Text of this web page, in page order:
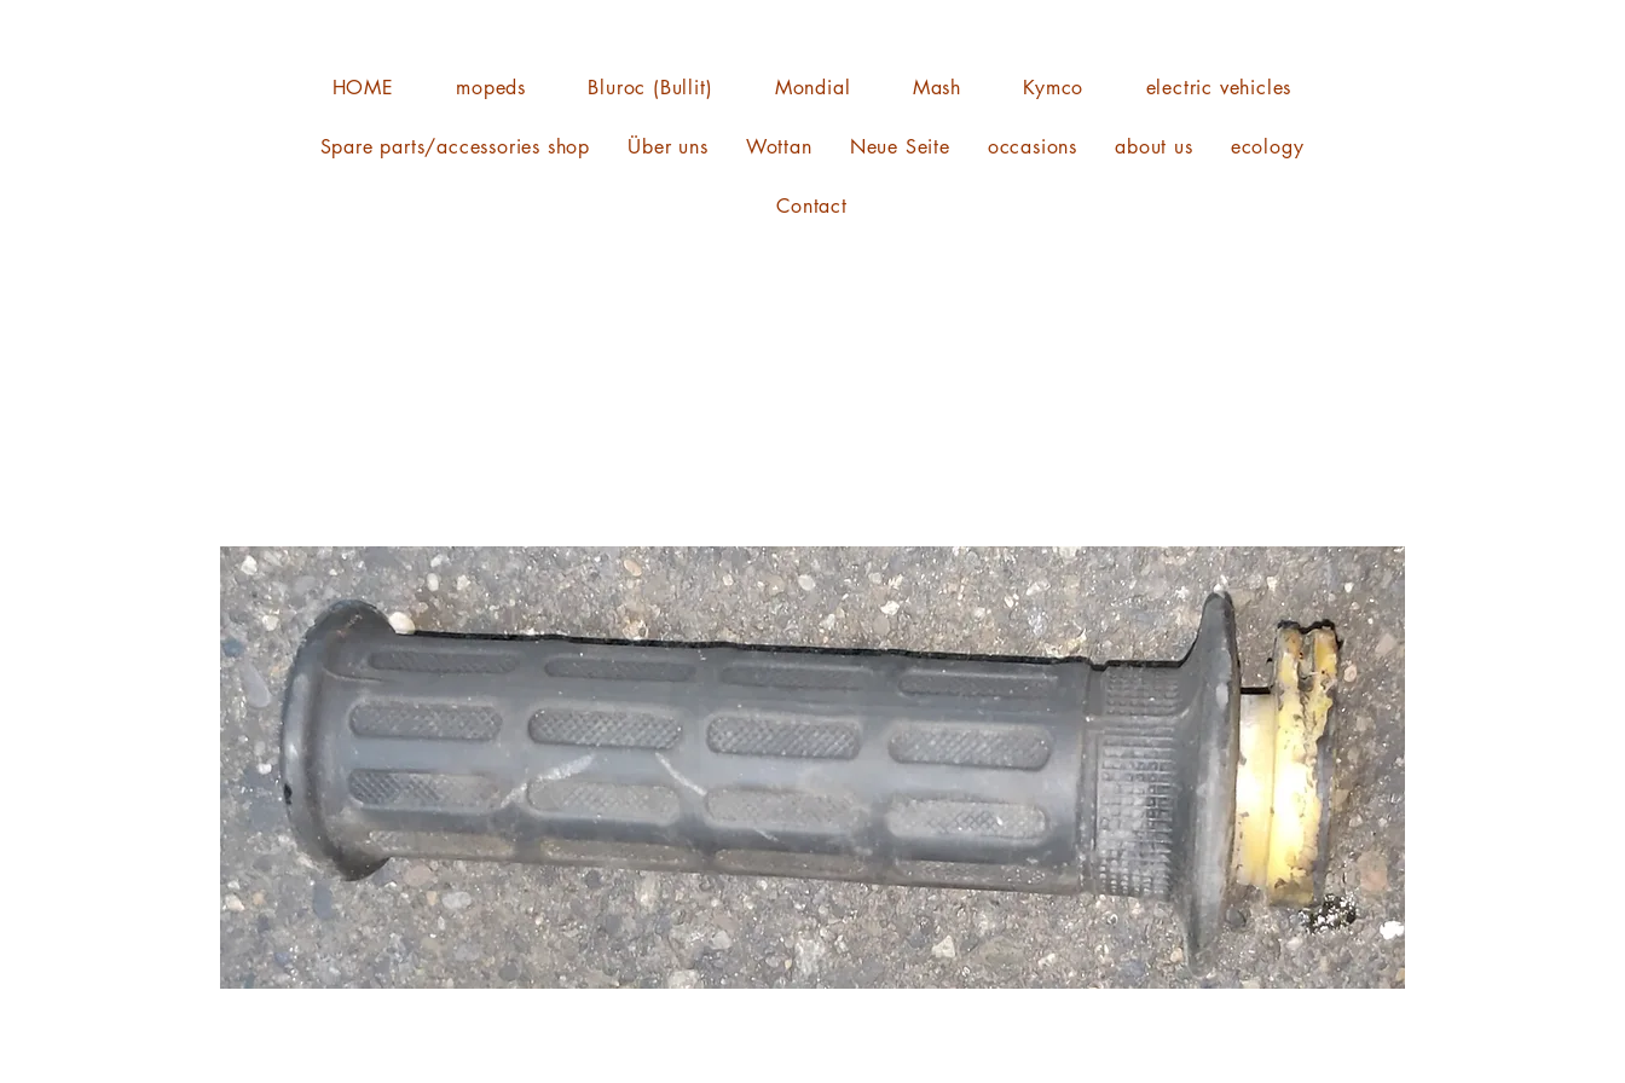
HOME mopeds Bluroc (Bullit) Mondial Mash Kymco electric vehicles
Spare parts/accessories shop Über uns Wottan Neue Seite occasions about us ecology
Contact